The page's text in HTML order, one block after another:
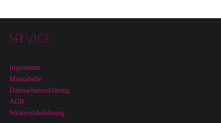
Footer sidebar
SERVICE
Impressum
Masstabelle
Datenschutzerklärung
AGB
Widerrufsbelehrung